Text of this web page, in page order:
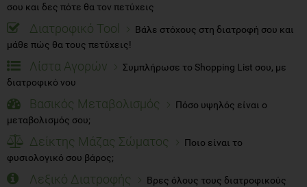
σου και δες πότε θα τον πετύχεις
Διατροφικό Tool
Βάλε στόχους στη διατροφή σου και
μάθε πώς θα τους πετύχεις!
Λίστα Αγορών
Συμπλήρωσε το Shopping List σου, με
διατροφικό νου
Βασικός Μεταβολισμός
Πόσο υψηλός είναι ο
μεταβολισμός σου;
Δείκτης Μάζας Σώματος
Ποιο είναι το
φυσιολογικό σου βάρος;
Λεξικό Διατροφής
Βρες όλους τους διατροφικούς